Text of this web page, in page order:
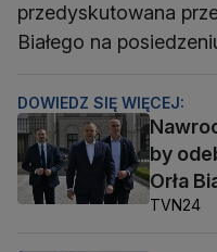
przedyskutowana
Białego na
DOWIEDZ SIĘ WIĘCEJ:
by
Orła
TVN24